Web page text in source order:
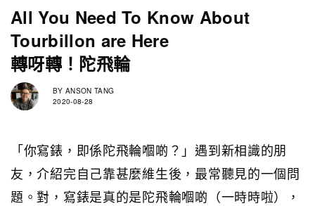
All You Need To Know About
Tourbillon are Here
轉呀轉！陀飛輪
BY ANSON TANG
2020-08-28
「你寫錶，即係陀飛輪嗰啲？」遇到新相識的朋
友，介紹完自己靠甚麼維生後，最常聽見的一個問
題。對，寫錶是真的是陀飛輪嗰啲（一時時啦），